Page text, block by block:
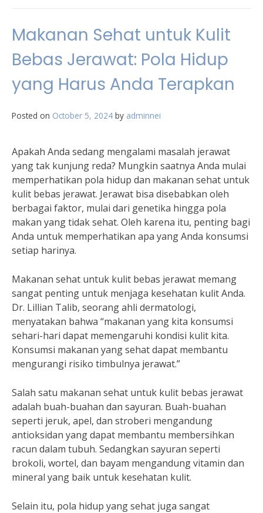
Makanan Sehat untuk Kulit
Bebas Jerawat: Pola Hidup
yang Harus Anda Terapkan
Posted on October 5, 2024 by adminnei
Apakah Anda sedang mengalami masalah jerawat
yang tak kunjung reda? Mungkin saatnya Anda mulai
memperhatikan pola hidup dan makanan sehat untuk
kulit bebas jerawat. Jerawat bisa disebabkan oleh
berbagai faktor, mulai dari genetika hingga pola
makan yang tidak sehat. Oleh karena itu, penting bagi
Anda untuk memperhatikan apa yang Anda konsumsi
setiap harinya.
Makanan sehat untuk kulit bebas jerawat memang
sangat penting untuk menjaga kesehatan kulit Anda.
Dr. Lillian Talib, seorang ahli dermatologi,
menyatakan bahwa “makanan yang kita konsumsi
sehari-hari dapat memengaruhi kondisi kulit kita.
Konsumsi makanan yang sehat dapat membantu
mengurangi risiko timbulnya jerawat.”
Salah satu makanan sehat untuk kulit bebas jerawat
adalah buah-buahan dan sayuran. Buah-buahan
seperti jeruk, apel, dan stroberi mengandung
antioksidan yang dapat membantu membersihkan
racun dalam tubuh. Sedangkan sayuran seperti
brokoli, wortel, dan bayam mengandung vitamin dan
mineral yang baik untuk kesehatan kulit.
Selain itu, pola hidup yang sehat juga sangat